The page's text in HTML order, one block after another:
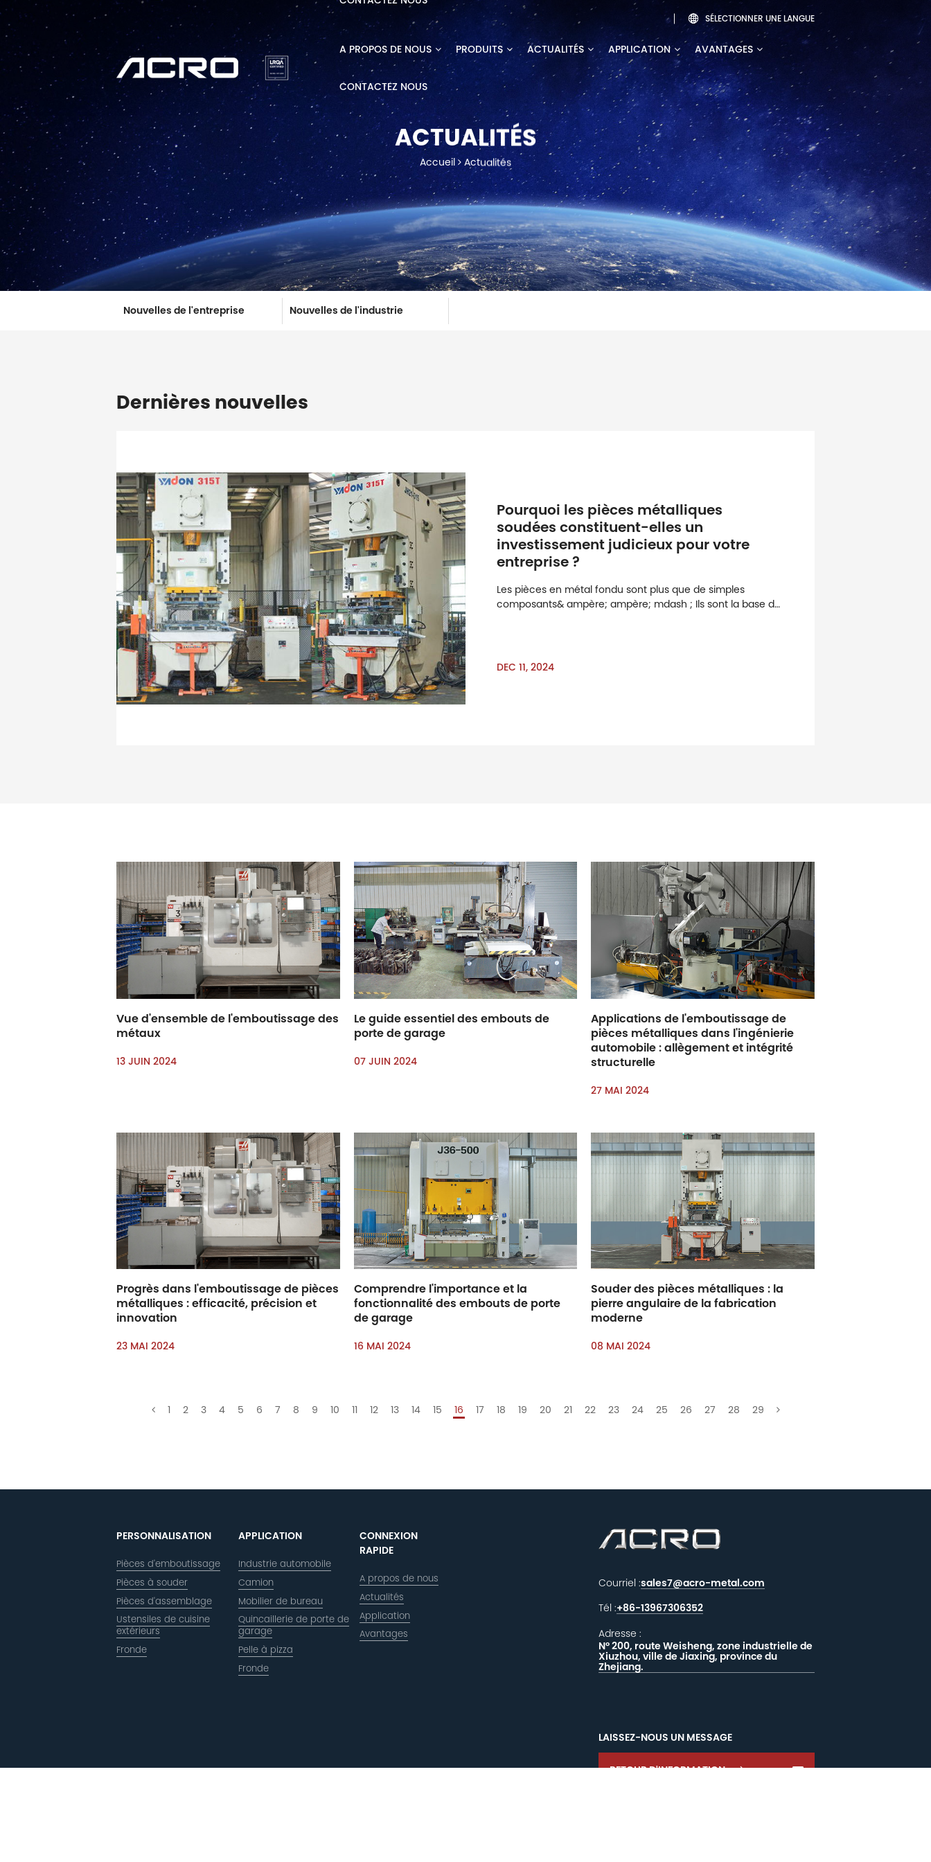
 SÉLECTIONNER UNE LANGUE
A PROPOS DE NOUS PRODUITS ACTUALITÉS APPLICATION AVANTAGES
CONTACTEZ NOUS
ACTUALITÉS
Accueil Actualités
Nouvelles de l'entreprise Nouvelles de l'industrie
Dernières nouvelles
Pourquoi les pièces métalliques
soudées constituent-elles un
investissement judicieux pour votre
entreprise ?
Les pièces en métal fondu sont plus que de simples
composants& ampère; ampère; mdash ; Ils sont la base de
DEC 11, 2024
Vue d'ensemble de l'emboutissage des
métaux
13 JUIN 2024
Le guide essentiel des embouts de
porte de garage
07 JUIN 2024
Applications de l'emboutissage de
pièces métalliques dans l'ingénierie
automobile : allègement et intégrité
structurelle
27 MAI 2024
Progrès dans l'emboutissage de pièces
métalliques : efficacité, précision et
innovation
23 MAI 2024
Comprendre l'importance et la
fonctionnalité des embouts de porte
de garage
16 MAI 2024
Souder des pièces métalliques : la
pierre angulaire de la fabrication
moderne
08 MAI 2024
1 2 3 4 5 6 7 8 9 10 11 12 13 14 15 16 17 18 19 20 21 22 23 24 25 26 27 28 29
PERSONNALISATION
Pièces d'emboutissage
Pièces à souder
Pièces d'assemblage
Ustensiles de cuisine
extérieurs
Fronde
APPLICATION
Industrie automobile
Camion
Mobilier de bureau
Quincaillerie de porte de
garage
Pelle à pizza
Fronde
CONNEXION
RAPIDE
A propos de nous
Actualités
Application
Avantages
Courriel :sales7@acro-metal.com
Tél :+86-13967306352
Adresse :
N° 200, route Weisheng, zone industrielle de
Xiuzhou, ville de Jiaxing, province du
Zhejiang.
LAISSEZ-NOUS UN MESSAGE
RETOUR D'INFORMATION 